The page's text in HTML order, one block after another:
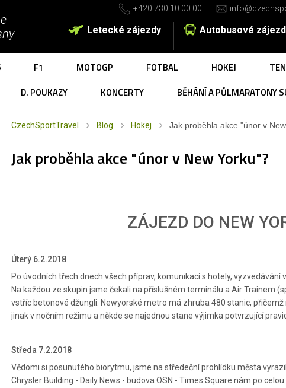
+420 730 10 00 00
Letecké zájezdy Autobusové
F1 MOTOGP FOTBAL HOKEJ
D. POUKAZY KONCERTY BĚHÁNÍ A PŮLMARATONY
CzechSportTravel Blog Hokej Jak proběhla akce "únor v
Jak proběhla akce "únor v New Yorku"?
ZÁJEZD DO NEW
Úterý 6.2.2018
Po úvodních třech dnech všech příprav, komunikací s hotely,
Na každou ze skupin jsme čekali na příslušném terminálu a Air Trainem
vstříc betonové džungli. Newyorské metro má zhruba 480 stanic,
jinak v nočním režimu a někde se najednou stane výjimka potvrzující
Středa 7.2.2018
Vědomi si posunutého biorytmu, jsme na středeční prohlídku města
Chrysler Building - Daily News - budova OSN - Times Square nám po